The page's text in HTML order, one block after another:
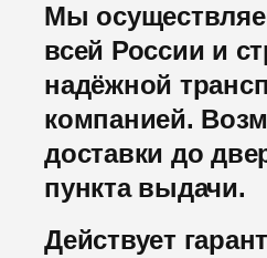
Мы
всей России и
надёжной
компанией.
доставки до
пункта выдачи.
Действует